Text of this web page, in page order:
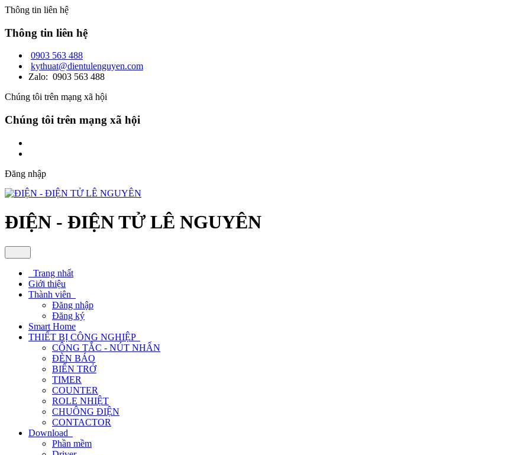
Thông tin liên hệ
Thông tin liên hệ
0903 563 488
kythuat@dientulenguyen.com
Zalo: 0903 563 488
Chúng tôi trên mạng xã hội
Chúng tôi trên mạng xã hội
Đăng nhập
ĐIỆN - ĐIỆN TỬ LÊ NGUYÊN
Trang nhất
Giới thiệu
Thành viên
Đăng nhập
Đăng ký
Smart Home
THIẾT BỊ CÔNG NGHIỆP
CÔNG TẮC - NÚT NHẤN
ĐÈN BÁO
BIẾN TRỞ
TIMER
COUNTER
ROLE NHIỆT
CHUÔNG ĐIỆN
CONTACTOR
Download
Phần mềm